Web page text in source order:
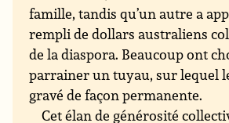
famille, tandis qu’un autre a
rempli de dollars australiens
de la diaspora. Beaucoup ont
parrainer un tuyau, sur lequel
gravé de façon permanente.
Cet élan de générosité